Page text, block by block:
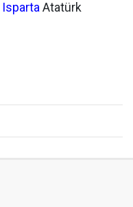
Isparta Atatürk